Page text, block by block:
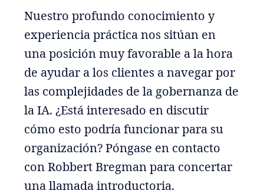
Nuestro profundo conocimiento y
experiencia práctica nos sitúan en
una posición muy favorable a la hora
de ayudar a los clientes a navegar por
las complejidades de la gobernanza de
la IA. ¿Está interesado en discutir
cómo esto podría funcionar para su
organización? Póngase en contacto
con Robbert Bregman para concertar
una llamada introductoria.